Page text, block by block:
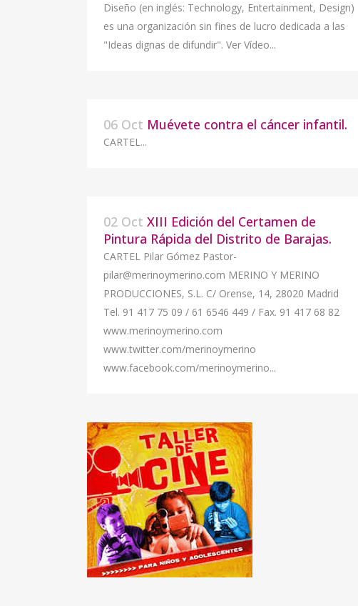
Diseño (en inglés: Technology, Entertainment, Design)
es una organización sin fines de lucro dedicada a las
"Ideas dignas de difundir". Ver Vídeo...
06 Oct Muévete contra el cáncer infantil.
CARTEL...
02 Oct XIII Edición del Certamen de
Pintura Rápida del Distrito de Barajas.
CARTEL Pilar Gómez Pastor-
pilar@merinoymerino.com MERINO Y MERINO
PRODUCCIONES, S.L. C/ Orense, 14, 28020 Madrid
Tel. 91 417 75 09 / 61 6546 449 / Fax. 91 417 68 82
www.merinoymerino.com
www.twitter.com/merinoymerino
www.facebook.com/merinoymerino...